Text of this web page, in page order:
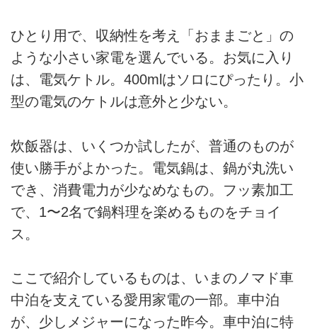
ひとり用で、収納性を考え「おままごと」の
ような小さい家電を選んでいる。お気に入り
は、電気ケトル。400mlはソロにぴったり。小
型の電気のケトルは意外と少ない。
炊飯器は、いくつか試したが、普通のものが
使い勝手がよかった。電気鍋は、鍋が丸洗い
でき、消費電力が少なめなもの。フッ素加工
で、1〜2名で鍋料理を楽めるものをチョイ
ス。
ここで紹介しているものは、いまのノマド車
中泊を支えている愛用家電の一部。車中泊
が、少しメジャーになった昨今。車中泊に特